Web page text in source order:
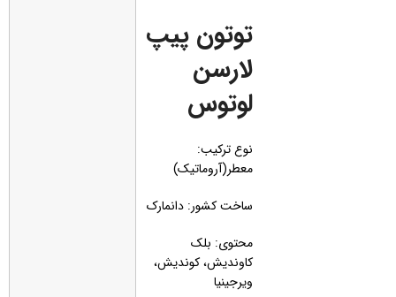
توتون پیپ
لارسن
لوتوس
نوع ترکیب:
معطر(آروماتیک)
ساخت کشور: دانمارک
محتوی: بلک
کاوندیش، کوندیش،
ویرجینیا